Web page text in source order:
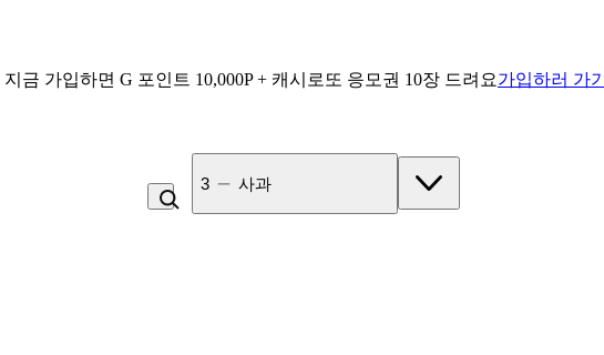
지금 가입하면 G 포인트 10,000P + 캐시로또 응모권 10장 드려요가입하러 가기
4 김치